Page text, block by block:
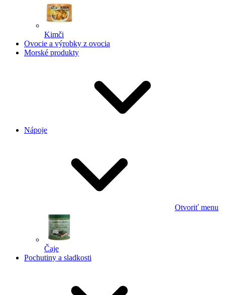
Kimči
Ovocie a výrobky z ovocia
Morské produkty
Nápoje
Otvoriť menu
Čaje
Pochutiny a sladkosti